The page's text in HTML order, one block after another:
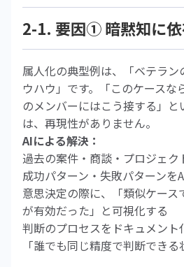
2-1. 要因① 暗黙知に
属人化の典型例は、「ベテラン
ウハウ」です。「このケースな
のメンバーにはこう接する」
は、再現性がありません。
AIによる解決：
過去の案件・商談・プロジェク
成功パターン・失敗パターンを
意思決定の際に、「類似ケー
が有効だった」と可視化する
判断のプロセスをドキュメント
「誰でも同じ精度で判断でき